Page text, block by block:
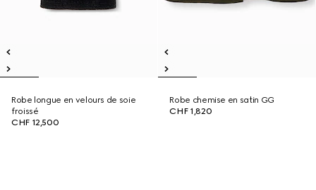
Robe longue en velours de soie
froissé
CHF 12,500
Robe chemise en satin GG
CHF 1,820